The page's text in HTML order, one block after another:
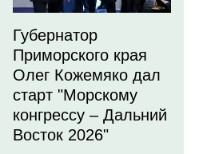
Губернатор
Приморского края
Олег Кожемяко дал
старт "Морскому
конгрессу – Дальний
Восток 2026"